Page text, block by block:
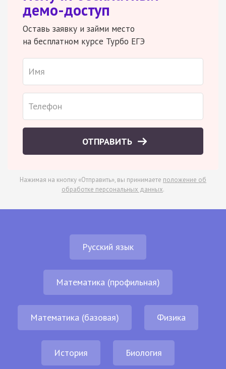
демо-доступ
Оставь заявку и займи место
на бесплатном курсе Турбо ЕГЭ
ОТПРАВИТЬ
Нажимая на кнопку «Отправить», вы принимаете положение об
обработке персональных данных.
Русский язык
Математика (профильная)
Математика (базовая) Физика
История Биология